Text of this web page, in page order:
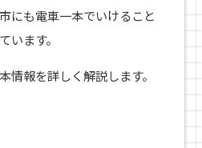
にも電車一本でいけること
います。
情報を詳しく解説します。